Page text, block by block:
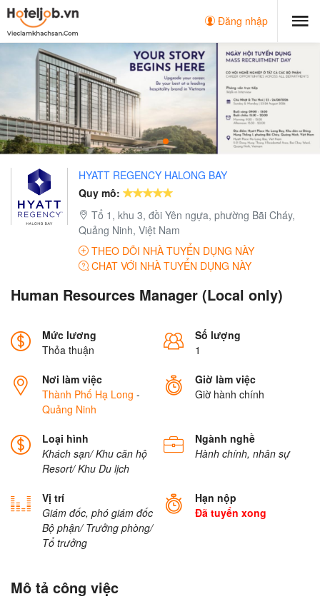
Đăng nhập
HYATT REGENCY HALONG BAY
Quy mô:
Tổ 1, khu 3, đồi Yên ngựa, phường Bãi Cháy,
Quảng Ninh, Việt Nam
THEO DÕI NHÀ TUYỂN DỤNG NÀY
CHAT VỚI NHÀ TUYỂN DỤNG NÀY
Human Resources Manager (Local only)
Mức lương
Thỏa thuận
Số lượng
1
Nơi làm việc
Thành Phố Hạ Long -
Quảng Ninh
Giờ làm việc
Giờ hành chính
Loại hình
Khách sạn/ Khu căn hộ
Resort/ Khu Du lịch
Ngành nghề
Hành chính, nhân sự
Vị trí
Giám đốc, phó giám đốc
Bộ phận/ Trưởng phòng/
Tổ trưởng
Hạn nộp
Đã tuyển xong
Mô tả công việc